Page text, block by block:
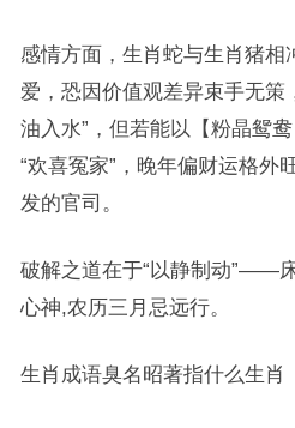
感情方面，生肖蛇与生肖猪相
爱，恐因价值观差异束手无策
油入水”，但若能以【粉晶鸳
“欢喜冤家”，晚年偏财运格外
发的官司。
破解之道在于“以静制动”——
心神,农历三月忌远行。
生肖成语臭名昭著指什么生肖